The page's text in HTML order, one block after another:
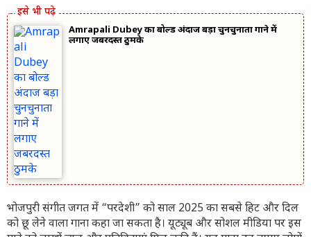
Amrapali Dubey का बोल्ड अंदाज बड़ा चुनचुनाता गाने में
लगाए जबरदस्त ठुमके
भोजपुरी संगीत जगत में “परदेशी” को साल 2025 का सबसे हिट और दिल
को छू लेने वाला गाना कहा जा सकता है। यूट्यूब और सोशल मीडिया पर इस